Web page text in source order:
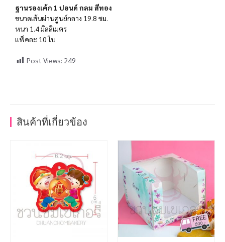
ฐานรองเค้ก 1 ปอนด์ กลม สีทอง
ขนาดเส้นผ่านศูนย์กลาง 19.8 ซม.
หนา 1.4 มิลลิเมตร
แพ็คละ 10 ใบ
Post Views: 249
สินค้าที่เกี่ยวข้อง